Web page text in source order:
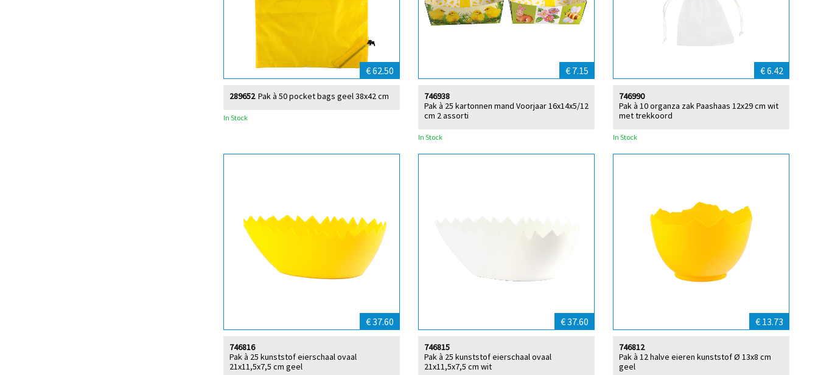
€ 62.50
Pak à 50 pocket bags geel 38x42 cm
289652
In Stock
€ 7.15
Pak à 25 kartonnen mand Voorjaar 16x14x5/12
cm 2 assorti
746938
In Stock
€ 6.42
Pak à 10 organza zak Paashaas 12x29 cm wit
met trekkoord
746990
In Stock
€ 37.60
Pak à 25 kunststof eierschaal ovaal
21x11,5x7,5 cm geel
746816
€ 37.60
Pak à 25 kunststof eierschaal ovaal
21x11,5x7,5 cm wit
746815
€ 13.73
Pak à 12 halve eieren kunststof Ø 13x8 cm
geel
746812